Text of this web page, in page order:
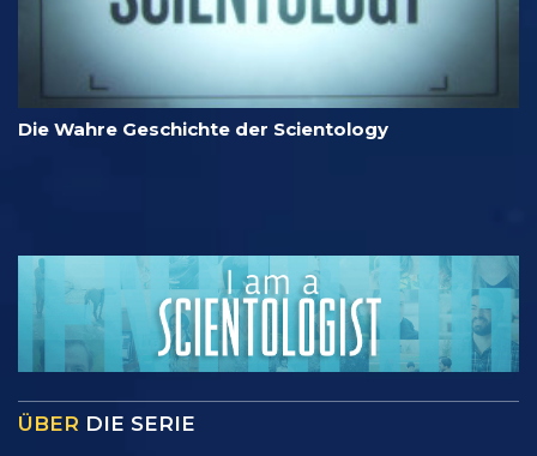
Die Wahre Geschichte der Scientology
ÜBER DIE SERIE